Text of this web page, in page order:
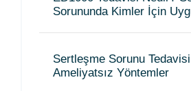
Sorununda Kimler İçin
Sertleşme Sorunu
Ameliyatsız Yöntemler